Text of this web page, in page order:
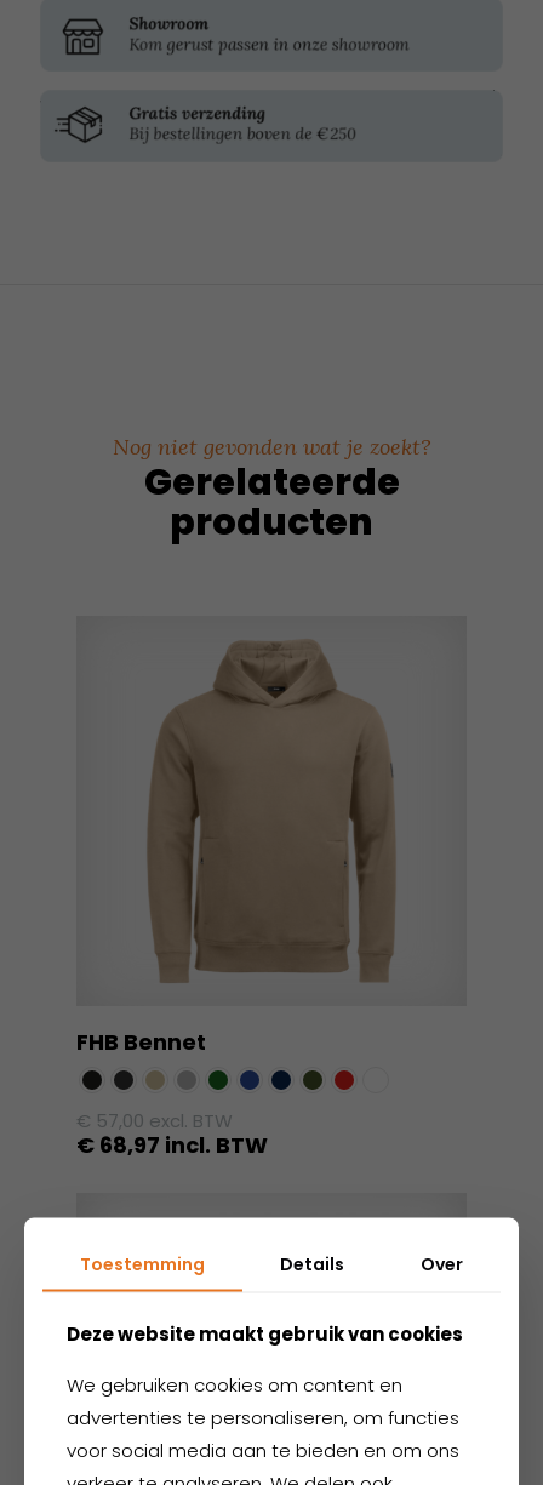
Nog niet gevonden wat je zoekt?
Gerelateerde
producten
FHB Bennet
€ 57,00 excl. BTW
€ 68,97 incl. BTW
product
meerdere
variaties.
Deze
kan
gekozen
worden
op
Toestemming Details Over
Deze website maakt gebruik van cookies
We gebruiken cookies om content en
advertenties te personaliseren, om functies
voor social media aan te bieden en om ons